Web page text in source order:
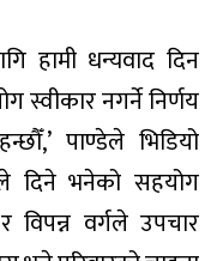
हामी धन्यवाद दिन
स्वीकार नगर्ने निर्णय
पाण्डेले भिडियो
दिने भनेको सहयोग
विपन्न वर्गले उपचार